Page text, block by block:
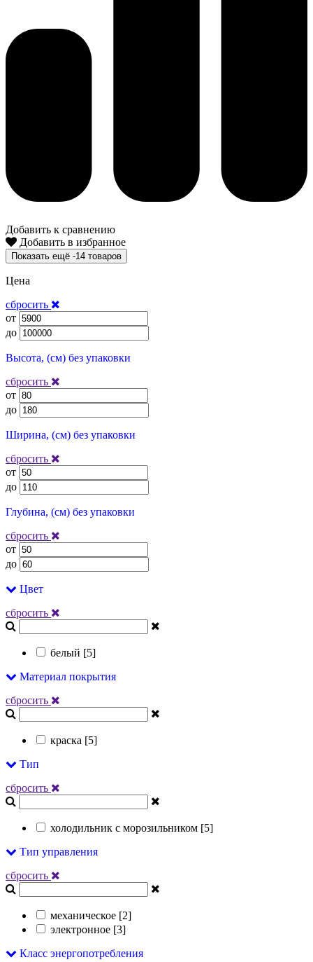
Добавить к сравнению
Добавить в избранное
Показать ещё -14 товаров
Цена
сбросить
от
до
Высота, (см) без упаковки
сбросить
от
до
Ширина, (см) без упаковки
сбросить
от
до
Глубина, (см) без упаковки
сбросить
от
до
Цвет
сбросить
белый [5]
Материал покрытия
сбросить
краска [5]
Тип
сбросить
холодильник с морозильником [5]
Тип управления
сбросить
механическое [2]
электронное [3]
Класс энергопотребления